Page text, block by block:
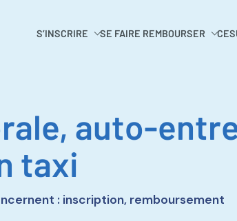
S’INSCRIRE SE FAIRE REMBOURSER
auto-
taxi
: inscription, remboursement